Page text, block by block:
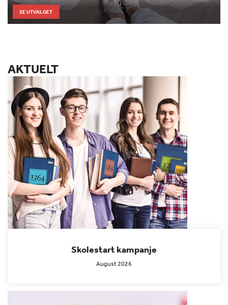
SE UTVALGET
AKTUELT
Skolestart kampanje
August 2026